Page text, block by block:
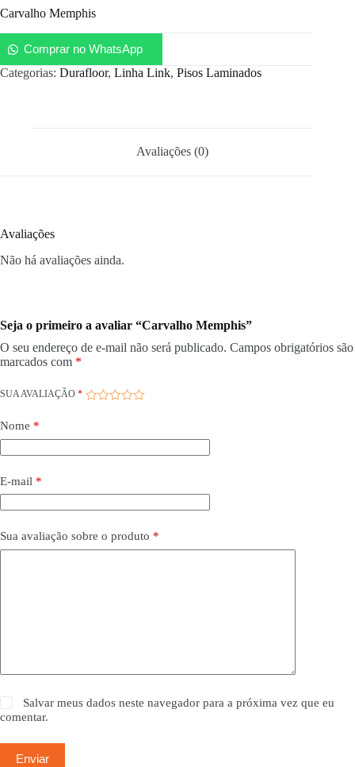
Carvalho Memphis
Comprar no WhatsApp
Categorias: Durafloor, Linha Link, Pisos Laminados
Avaliações (0)
Avaliações
Não há avaliações ainda.
Seja o primeiro a avaliar “Carvalho Memphis”
O seu endereço de e-mail não será publicado. Campos obrigatórios são
marcados com *
SUA AVALIAÇÃO *
Nome *
E-mail *
Sua avaliação sobre o produto *
Salvar meus dados neste navegador para a próxima vez que eu
comentar.
Enviar